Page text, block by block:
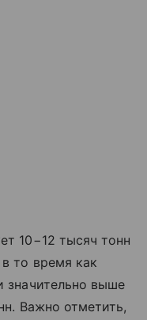
10−12 тысяч тонн
то время как
значительно выше
Важно отметить,